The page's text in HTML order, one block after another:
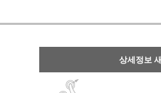
상세정보